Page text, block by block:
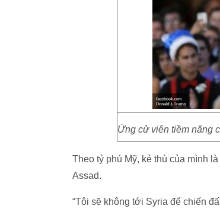
Ứng cử viên tiềm năng
Theo tỷ phú Mỹ, kẻ thù của mình
Assad.
“Tôi sẽ không tới Syria để chiến